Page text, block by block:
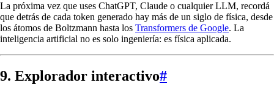
La próxima vez que uses ChatGPT, Claude o cualquier LLM, recordá
que detrás de cada token generado hay más de un siglo de física, desde
los átomos de Boltzmann hasta los Transformers de Google. La
inteligencia artificial no es solo ingeniería: es física aplicada.
9. Explorador interactivo#